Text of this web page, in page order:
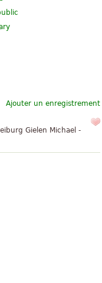
Ajouter un enregistrement
Gielen Michael -